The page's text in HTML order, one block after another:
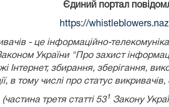
Єдиний портал
https://
- це інформаційно-
України"Про захист
збирання, зберігання,
в тому числі про статус
(частина третя статті 531 Закону